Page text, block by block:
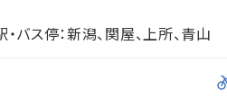
バス停：新潟、関屋、上所、青山